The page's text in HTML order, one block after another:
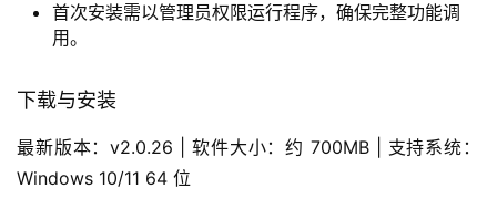
首次安装需以管理员权限运行程序，确保完整功能调
用。
下载与安装
最新版本：v2.0.26 | 软件大小：约 700MB | 支持系统：
Windows 10/11 64 位